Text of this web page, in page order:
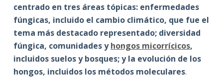
centrado en tres áreas tópicas: enfermedades
fúngicas, incluido el cambio climático, que fue el
tema más destacado representado; diversidad
fúngica, comunidades yhongos micorrícicos,
incluidos suelos y bosques; y la evolución de los
hongos, incluidos los métodos moleculares.